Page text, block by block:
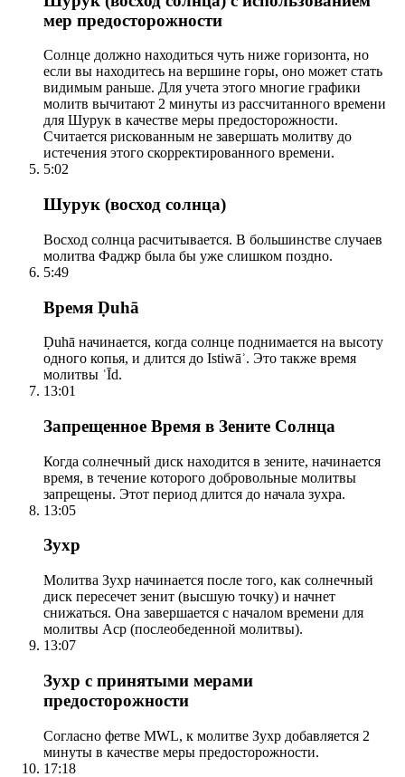
мер предосторожности
Солнце должно находиться чуть ниже горизонта, но
если вы находитесь на вершине горы, оно может стать
видимым раньше. Для учета этого многие графики
молитв вычитают 2 минуты из рассчитанного времени
для Шурук в качестве меры предосторожности.
Считается рискованным не завершать молитву до
истечения этого скорректированного времени.
5:02
Шурук (восход солнца)
Восход солнца расчитывается. В большинстве случаев
молитва Фаджр была бы уже слишком поздно.
5:49
Время Ḍuhā
Ḍuhā начинается, когда солнце поднимается на высоту
одного копья, и длится до Istiwāʾ. Это также время
молитвы ʿĪd.
13:01
Запрещенное Время в Зените Солнца
Когда солнечный диск находится в зените, начинается
время, в течение которого добровольные молитвы
запрещены. Этот период длится до начала зухра.
13:05
Зухр
Молитва Зухр начинается после того, как солнечный
диск пересечет зенит (высшую точку) и начнет
снижаться. Она завершается с началом времени для
молитвы Аср (послеобеденной молитвы).
13:07
Зухр с принятыми мерами
предосторожности
Согласно фетве MWL, к молитве Зухр добавляется 2
минуты в качестве меры предосторожности.
17:18